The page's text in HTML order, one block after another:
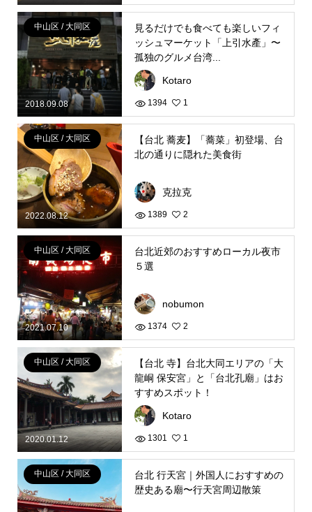
2018.09.08
中山区 / 大同区
見るだけでも食べても楽しいフィ
ッシュマーケット「上引水產」〜
孤独のグルメ台湾...
Kotaro
1394 1
2022.08.12
中山区 / 大同区
【台北 蕎麦】「蕎菜」初登場、台
北の通りに隠れた美食街
克拉克
1389 2
2021.07.10
中山区 / 大同区
台北近郊のおすすめローカル夜市
５選
nobumon
1374 2
2020.01.12
中山区 / 大同区
【台北 寺】台北大同エリアの「大
龍峒 保安宮」と「台北孔廟」はお
すすめスポット！
Kotaro
1301 1
中山区 / 大同区
台北 行天宮｜外国人におすすめの
歴史ある廟〜行天宮周辺散策